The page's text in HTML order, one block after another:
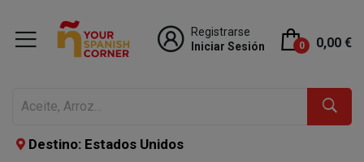
Registrarse
Iniciar Sesión
0 0,00 €
Destino: Estados Unidos